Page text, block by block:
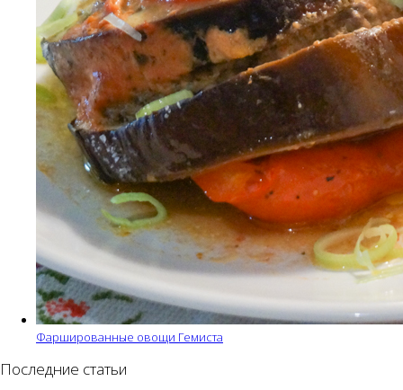
Фаршированные овощи Гемиста
Последние статьи